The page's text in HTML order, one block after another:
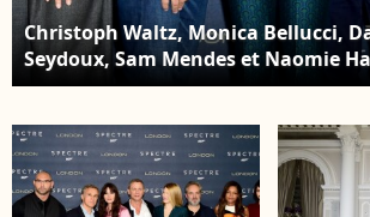
Christoph Waltz, Monica Bellucci,
Seydoux, Sam Mendes et Naomie
photocall de Spectre, Corinthia